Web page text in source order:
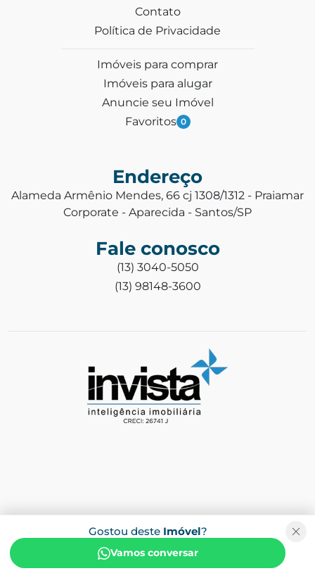
Gostou deste Imóvel?
Vamos conversar
Contato
Política de Privacidade
Imóveis para comprar
Imóveis para alugar
Anuncie seu Imóvel
Favoritos 0
Endereço
Alameda Armênio Mendes, 66 cj 1308/1312 - Praiamar
Corporate - Aparecida - Santos/SP
Fale conosco
(13) 3040-5050
(13) 98148-3600